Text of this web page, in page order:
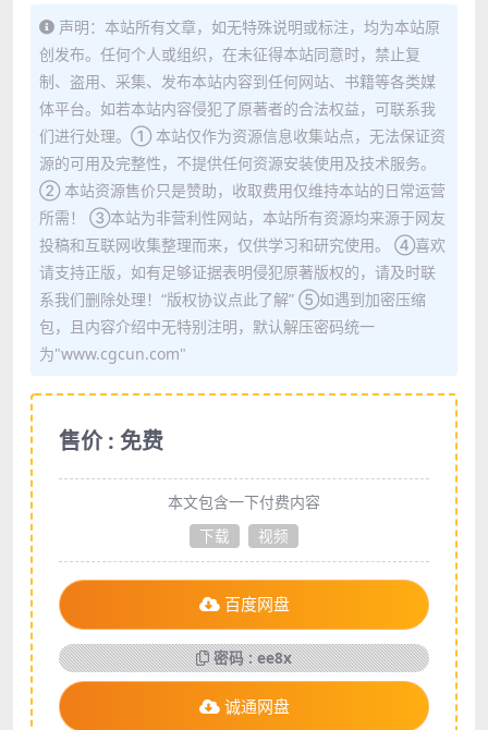
声明：本站所有文章，如无特殊说明或标注，均为本站原
创发布。任何个人或组织，在未征得本站同意时，禁止复
制、盗用、采集、发布本站内容到任何网站、书籍等各类媒
体平台。如若本站内容侵犯了原著者的合法权益，可联系我
们进行处理。① 本站仅作为资源信息收集站点，无法保证资
源的可用及完整性，不提供任何资源安装使用及技术服务。
② 本站资源售价只是赞助，收取费用仅维持本站的日常运营
所需！ ③本站为非营利性网站，本站所有资源均来源于网友
投稿和互联网收集整理而来，仅供学习和研究使用。 ④喜欢
请支持正版，如有足够证据表明侵犯原著版权的，请及时联
系我们删除处理！“版权协议点此了解” ⑤如遇到加密压缩
包，且内容介绍中无特别注明，默认解压密码统一
为"www.cgcun.com"
售价 : 免费
本文包含一下付费内容
下载
视频
百度网盘
密码 : ee8x
诚通网盘